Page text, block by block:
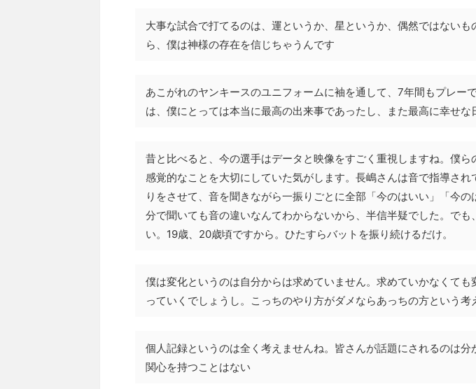
大事な試合で打てるのは、運というか、星というか、偶然ではないも
ら、僕は神様の存在を信じちゃうんです
あこがれのヤンキースのユニフォームに袖を通して、7年間もプレー
は、僕にとっては本当に最高の出来事であったし、また最高に幸せな
昔と比べると、今の選手はデータと映像をすごく重視しますね。僕ら
感覚的なことを大切にしていた気がします。長嶋さんは音で指導され
りをさせて、音を聞きながら一振りごとに全部「今のはいい」「今の
分で聞いても音の違いなんてわからないから、半信半疑でした。でも
い。19歳、20歳頃ですから。ひたすらバットを振り続けるだけ。
僕は変化というのは自分からは求めていません。求めていかなくても
っていくでしょうし。こっちのやり方がダメならあっちの方という考
個人記録というのは全く考えませんね。皆さんが話題にされるのは分
関心を持つことはない